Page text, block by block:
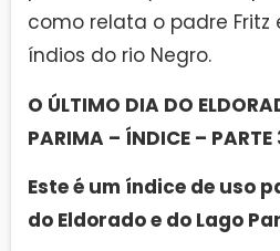
como relata o padre
índios do rio Negro.
O ÚLTIMO DIA DO
PARIMA – ÍNDICE – PARTE
Este é um índice de uso
do Eldorado e do Lago